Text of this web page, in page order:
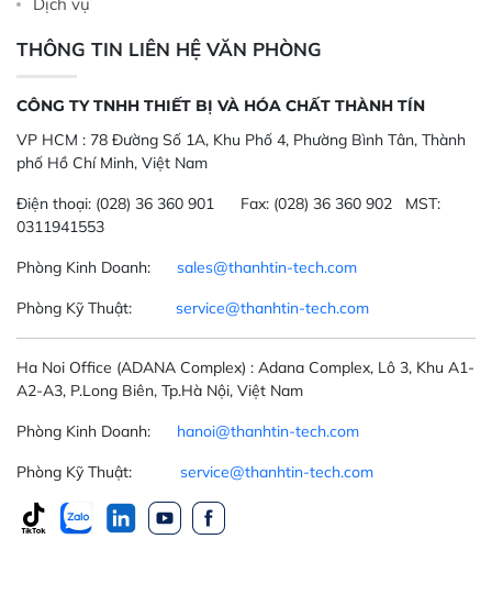
THÔNG TIN LIÊN HỆ VĂN PHÒNG
CÔNG TY TNHH THIẾT BỊ VÀ HÓA CHẤT THÀNH TÍN
VP HCM : 78 Đường Số 1A, Khu Phố 4, Phường Bình Tân, Thành
phố Hồ Chí Minh, Việt Nam
Điện thoại: (028) 36 360 901 Fax: (028) 36 360 902 MST:
0311941553
Phòng Kinh Doanh: sales@thanhtin-tech.com
Phòng Kỹ Thuật: service@thanhtin-tech.com
Ha Noi Office (ADANA Complex) : Adana Complex, Lô 3, Khu A1-
A2-A3, P.Long Biên, Tp.Hà Nội, Việt Nam
Phòng Kinh Doanh: hanoi@thanhtin-tech.com
Phòng Kỹ Thuật: service@thanhtin-tech.com